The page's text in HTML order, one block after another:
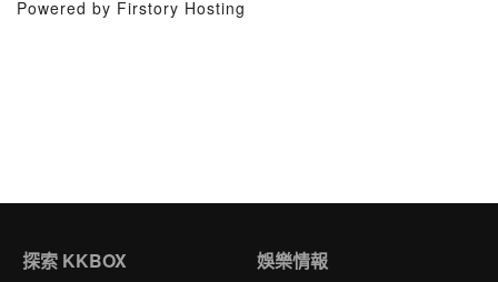
Powered by Firstory Hosting
探索 KKBOX 娛樂情報